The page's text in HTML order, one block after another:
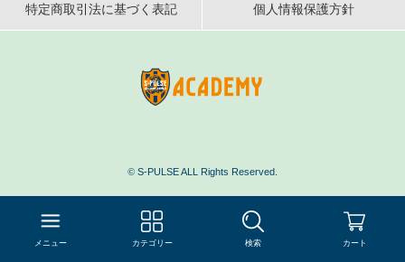
特定商取引法に基づく表記 個人情報保護方針
© S-PULSE ALL Rights Reserved.
メニュー カテゴリー 検索 カート